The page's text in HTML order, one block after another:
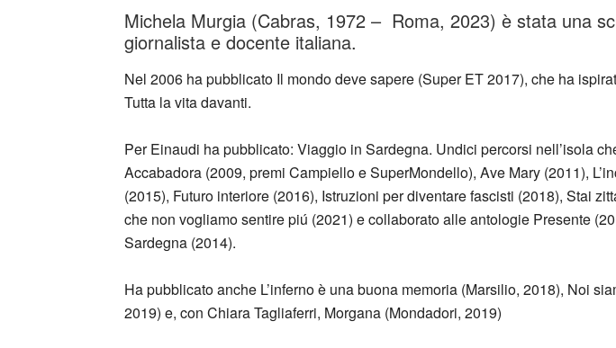
Michela Murgia (Cabras, 1972 – Roma, 2023) è stata una
giornalista e docente italiana.
Nel 2006 ha pubblicato Il mondo deve sapere (Super ET 2017), che ha
Tutta la vita davanti.
Per Einaudi ha pubblicato: Viaggio in Sardegna. Undici percorsi nell’isola
Accabadora (2009, premi Campiello e SuperMondello), Ave Mary (2011),
(2015), Futuro interiore (2016), Istruzioni per diventare fascisti (2018), Stai
che non vogliamo sentire piú (2021) e collaborato alle antologie Presente
Sardegna (2014).
Ha pubblicato anche L’inferno è una buona memoria (Marsilio, 2018), Noi
2019) e, con Chiara Tagliaferri, Morgana (Mondadori, 2019)